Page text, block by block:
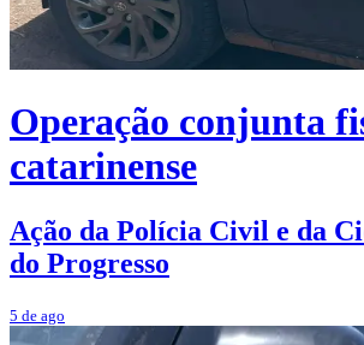
Operação conjunta
catarinense
Ação da Polícia Civil e da
do Progresso
5 de ago